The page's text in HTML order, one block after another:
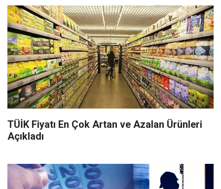
TÜİK Fiyatı En Çok Artan ve Azalan Ürünleri
Açıkladı